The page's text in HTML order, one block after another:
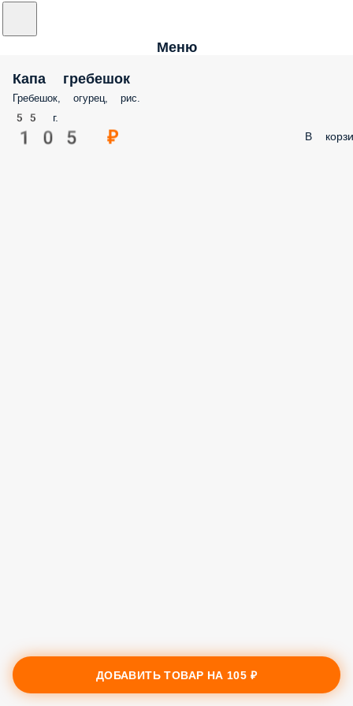
Меню
Капа гребешок
Гребешок, огурец, рис.
55 г.
105 ₽ В
ДОБАВИТЬ ТОВАР НА 105 ₽